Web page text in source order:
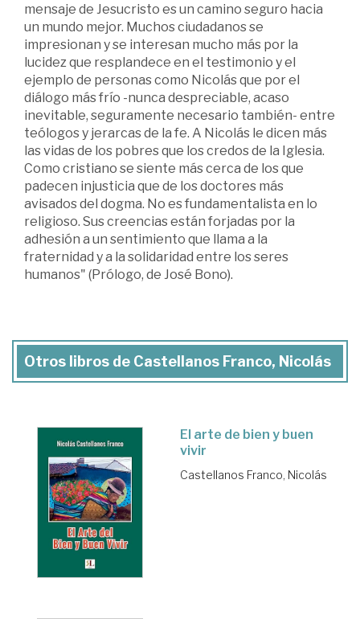
mensaje de Jesucristo es un camino seguro hacia
un mundo mejor. Muchos ciudadanos se
impresionan y se interesan mucho más por la
lucidez que resplandece en el testimonio y el
ejemplo de personas como Nicolás que por el
diálogo más frío -nunca despreciable, acaso
inevitable, seguramente necesario también- entre
teólogos y jerarcas de la fe. A Nicolás le dicen más
las vidas de los pobres que los credos de la Iglesia.
Como cristiano se siente más cerca de los que
padecen injusticia que de los doctores más
avisados del dogma. No es fundamentalista en lo
religioso. Sus creencias están forjadas por la
adhesión a un sentimiento que llama a la
fraternidad y a la solidaridad entre los seres
humanos" (Prólogo, de José Bono).
Otros libros de Castellanos Franco, Nicolás
El arte de bien y buen
vivir
Castellanos Franco, Nicolás